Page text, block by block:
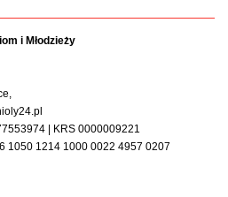
i Młodzieży
| KRS 0000009221
1050 1214 1000 0022 4957 0207